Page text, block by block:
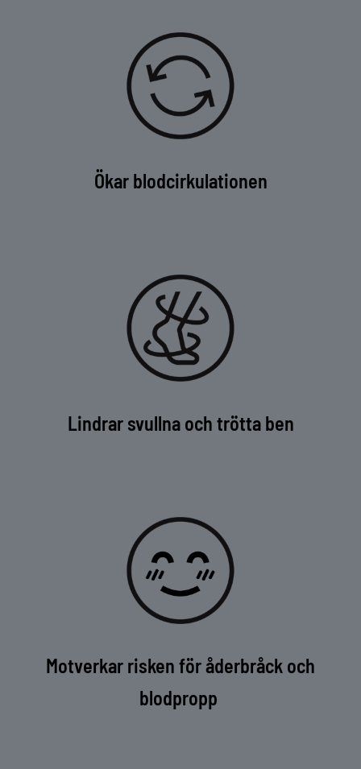
Ökar blodcirkulationen
Lindrar svullna och trötta ben
Motverkar risken för åderbråck och
blodpropp